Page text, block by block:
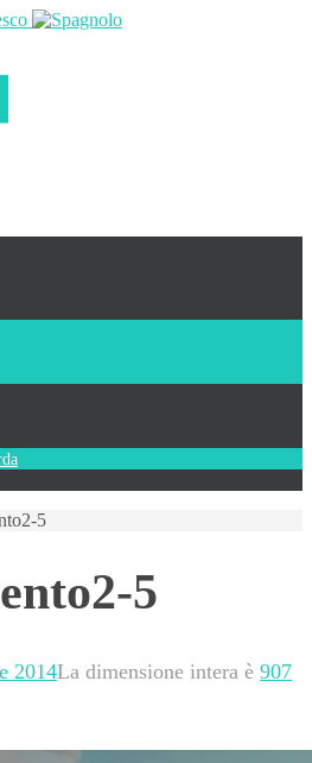
5
5
2014La dimensione intera è 907